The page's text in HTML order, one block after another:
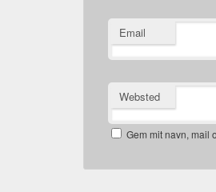
Email
Websted
Gem mit navn, mail